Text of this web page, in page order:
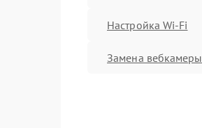
Настройка Wi-Fi
Замена вебкамеры